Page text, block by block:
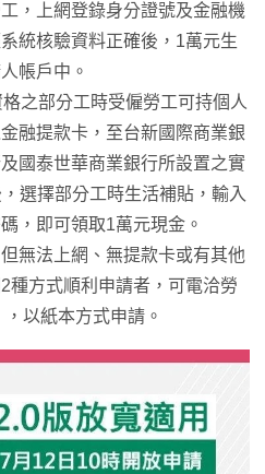
，上網登錄身分證號及金融機
統核驗資料正確後，1萬元生
帳戶中。
格之部分工時受僱勞工可持個人
融提款卡，至台新國際商業銀
國泰世華商業銀行所設置之實
選擇部分工時生活補貼，輸入
，即可領取1萬元現金。
但無法上網、無提款卡或有其他
種方式順利申請者，可電洽勞
以紙本方式申請。